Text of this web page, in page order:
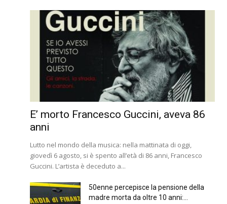
E’ morto Francesco Guccini, aveva 86
anni
Lutto nel mondo della musica: nella mattinata di oggi,
giovedì 6 agosto, si è spento all’età di 86 anni, Francesco
Guccini. L’artista è deceduto a...
50enne percepisce la pensione della
madre morta da oltre 10 anni:...